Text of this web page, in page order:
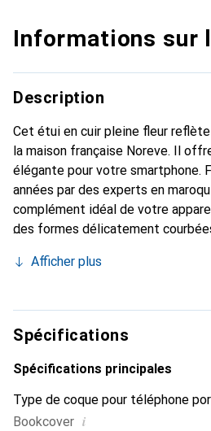
Informations sur
Description
Cet étui en cuir pleine fleur
la maison française Noreve. Il
élégante pour votre smartphone.
années par des experts en
complément idéal de votre
des formes délicatement
smartphone. La marque Noreve
constitue toujours un excellent
exigeant.
Afficher plus
Spécifications
Spécifications principales
Type de coque pour téléphone
Bookcover i